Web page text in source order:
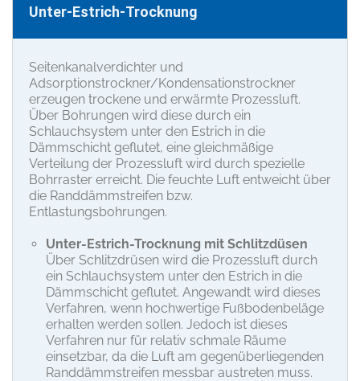
Unter-Estrich-Trocknung
Seitenkanalverdichter und
Adsorptionstrockner/Kondensationstrockner
erzeugen trockene und erwärmte Prozessluft.
Über Bohrungen wird diese durch ein
Schlauchsystem unter den Estrich in die
Dämmschicht geflutet, eine gleichmäßige
Verteilung der Prozessluft wird durch spezielle
Bohrraster erreicht. Die feuchte Luft entweicht über
die Randdämmstreifen bzw.
Entlastungsbohrungen.
Unter-Estrich-Trocknung mit Schlitzdüsen
Über Schlitzdrüsen wird die Prozessluft durch
ein Schlauchsystem unter den Estrich in die
Dämmschicht geflutet. Angewandt wird dieses
Verfahren, wenn hochwertige Fußbodenbeläge
erhalten werden sollen. Jedoch ist dieses
Verfahren nur für relativ schmale Räume
einsetzbar, da die Luft am gegenüberliegenden
Randdämmstreifen messbar austreten muss.